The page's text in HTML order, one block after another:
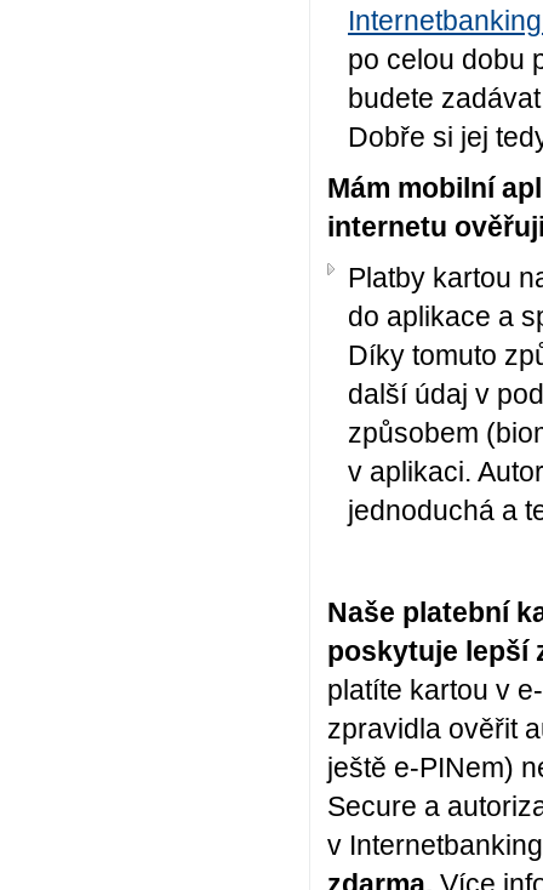
po celou dobu
budete
Dobře si jej
Mám mobilní
internetu
Platby kartou
do aplikace a
Díky tomuto
další údaj v
způsobem
v aplikaci.
jednoduchá a
Naše platební
poskytuje lepší
platíte kartou v
zpravidla ověřit
ještě e-PINem)
Secure a
v
zdarma. Více